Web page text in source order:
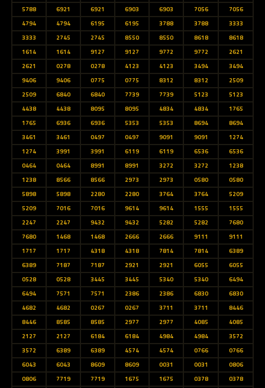
5788
6921 6921 6903 6903 7056
7056
4794
4794 6195 6195 3788 3788
3333
3333
2745 2745 8550 8550 8618
8618
1614
1614 9127 9127 9772 9772
2621
2621
0278 0278 4123 4123 3494
3494
9406
9406 0775 0775 8312 8312
2509
2509
6840 6840 7739 7739 5123
5123
4438
4438 8095 8095 4834 4834
1765
1765
6936 6936 5353 5353 8694
8694
3461
3461 0497 0497 9091 9091
1274
1274
3991 3991 6119 6119 6536
6536
0464
0464 8991 8991 3272 3272
1238
1238
8566 8566 2973 2973 0580
0580
5898
5898 2280 2280 3764 3764
5209
5209
7016 7016 9614 9614 1555
1555
2247
2247 9432 9432 5282 5282
7680
7680
1468 1468 2666 2666 9111
9111
1717
1717 4318 4318 7814 7814
6389
6389
7187 7187 2921 2921 6055
6055
0528
0528 3445 3445 5340 5340
6494
6494
7571 7571 2386 2386 6830
6830
4682
4682 0267 0267 3711 3711
8446
8446
8585 8585 2977 2977 4085
4085
2127
2127 6184 6184 4984 4984
3572
3572
6389 6389 4574 4574 0766
0766
6043
6043 8609 8609 0031 0031
0806
0806
7719 7719 1675 1675 0378
0378